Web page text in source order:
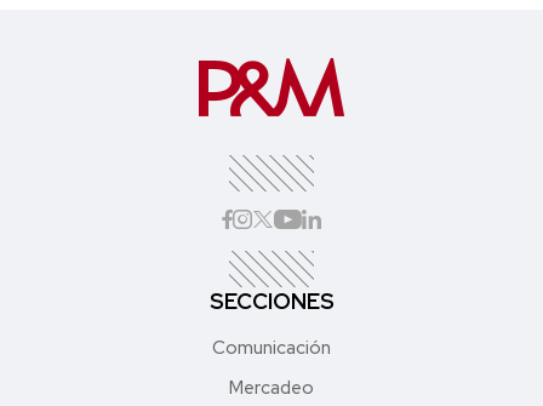
SECCIONES
Comunicación
Mercadeo